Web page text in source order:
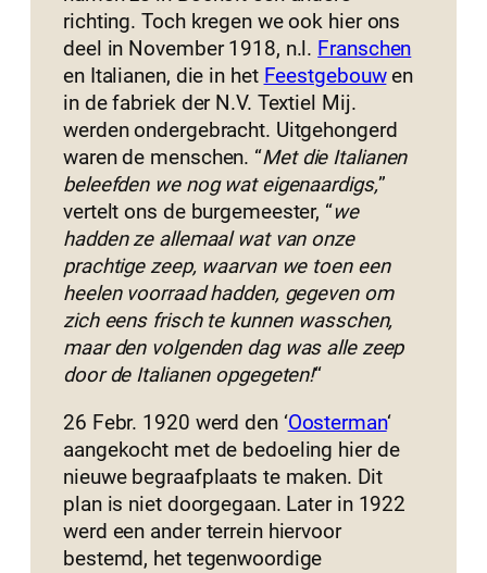
richting. Toch kregen we ook hier ons
deel in November 1918, n.l. Franschen
en Italianen, die in het Feestgebouwen
in de fabriek der N.V. Textiel Mij.
werden ondergebracht. Uitgehongerd
waren de menschen. “Met die Italianen
beleefden we nog wat eigenaardigs,”
vertelt ons de burgemeester, “we
hadden ze allemaal wat van onze
prachtige zeep, waarvan we toen een
heelen voorraad hadden, gegeven om
zich eens frisch te kunnen wasschen,
maar den volgenden dag was alle zeep
door de Italianen opgegeten!“
26 Febr. 1920 werd den ‘Oosterman‘
aangekocht met de bedoeling hier de
nieuwe begraafplaats te maken. Dit
plan is niet doorgegaan. Later in 1922
werd een ander terrein hiervoor
bestemd, het tegenwoordige